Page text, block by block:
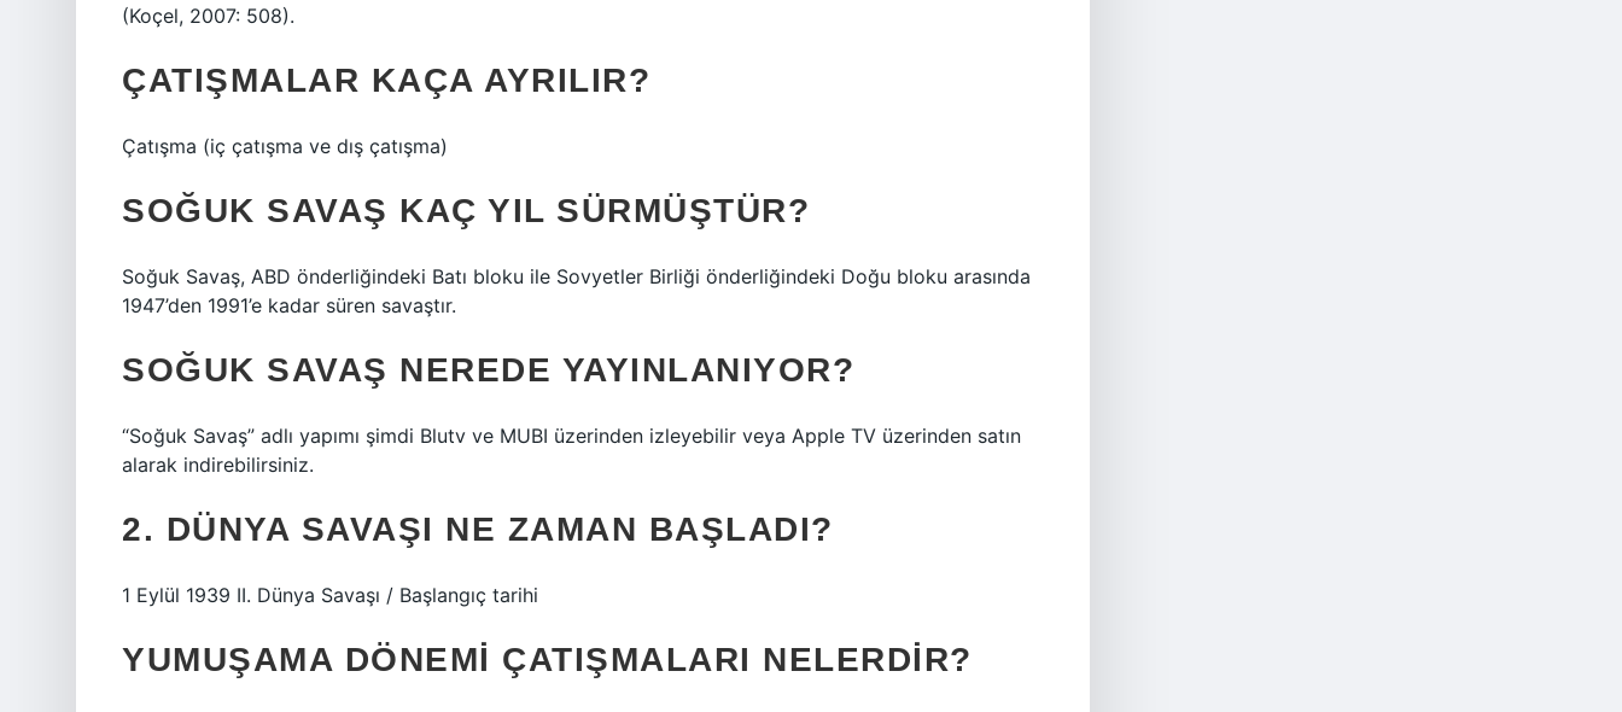
(Koçel, 2007: 508).
ÇATIŞMALAR KAÇA AYRILIR?
Çatışma (iç çatışma ve dış çatışma)
SOĞUK SAVAŞ KAÇ YIL SÜRMÜŞTÜR?
Soğuk Savaş, ABD önderliğindeki Batı bloku ile Sovyetler Birliği önderliğindeki Doğu bloku arasında
1947’den 1991’e kadar süren savaştır.
SOĞUK SAVAŞ NEREDE YAYINLANIYOR?
“Soğuk Savaş” adlı yapımı şimdi Blutv ve MUBI üzerinden izleyebilir veya Apple TV üzerinden satın
alarak indirebilirsiniz.
2. DÜNYA SAVAŞI NE ZAMAN BAŞLADI?
1 Eylül 1939 II. Dünya Savaşı / Başlangıç ​​tarihi
YUMUŞAMA DÖNEMI ÇATIŞMALARI NELERDIR?